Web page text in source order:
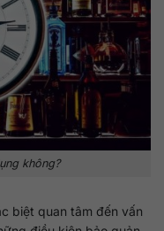
không?
biệt quan tâm đến vấn